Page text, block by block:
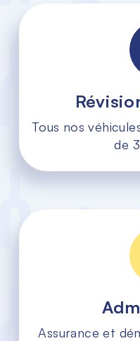
Tous nos
de
Assurance et